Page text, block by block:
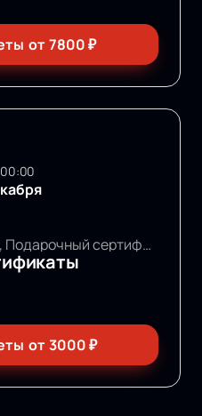
от7800₽
00:00
Москва, Gift certificate, Подарочный сертификат
от 3000₽